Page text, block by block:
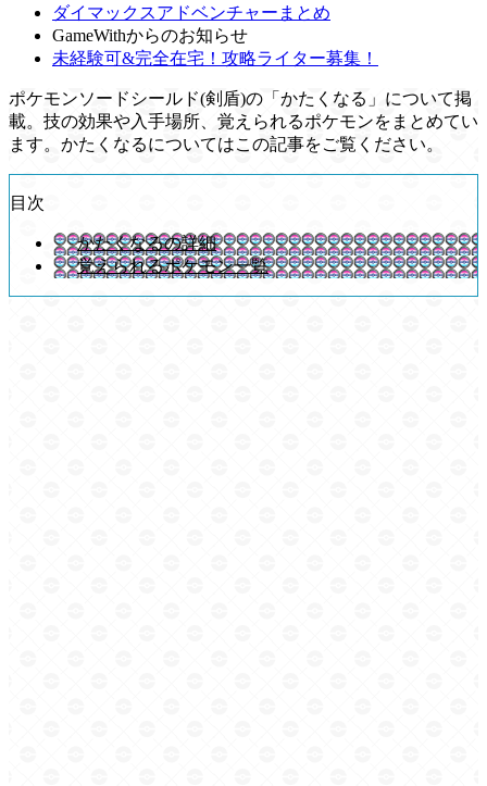
ダイマックスアドベンチャーまとめ
GameWithからのお知らせ
未経験可&完全在宅！攻略ライター募集！
ポケモンソードシールド(剣盾)の「かたくなる」について掲
載。技の効果や入手場所、覚えられるポケモンをまとめてい
ます。かたくなるについてはこの記事をご覧ください。
目次
かたくなるの詳細
覚えられるポケモン一覧